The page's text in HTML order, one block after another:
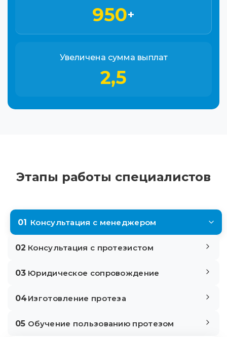
950+
Увеличена сумма выплат
2,5
Этапы работы специалистов
01 Консультация с менеджером
02 Консультация с протезистом
03 Юридическое сопровождение
04Изготовление протеза
05 Обучение пользованию протезом